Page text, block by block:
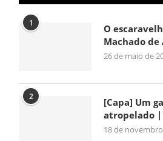
1
O
Machado de
26 de maio de
2
[Capa] Um
atropelado |
18 de